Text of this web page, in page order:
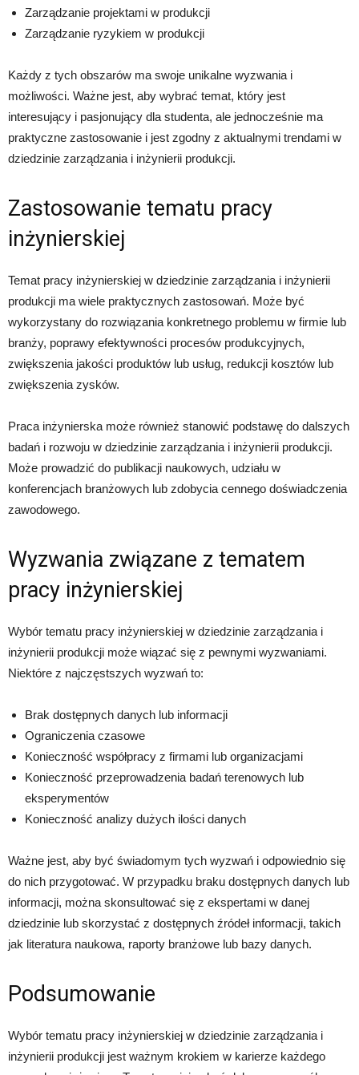
Zarządzanie projektami w produkcji
Zarządzanie ryzykiem w produkcji
Każdy z tych obszarów ma swoje unikalne wyzwania i
możliwości. Ważne jest, aby wybrać temat, który jest
interesujący i pasjonujący dla studenta, ale jednocześnie ma
praktyczne zastosowanie i jest zgodny z aktualnymi trendami w
dziedzinie zarządzania i inżynierii produkcji.
Zastosowanie tematu pracy
inżynierskiej
Temat pracy inżynierskiej w dziedzinie zarządzania i inżynierii
produkcji ma wiele praktycznych zastosowań. Może być
wykorzystany do rozwiązania konkretnego problemu w firmie lub
branży, poprawy efektywności procesów produkcyjnych,
zwiększenia jakości produktów lub usług, redukcji kosztów lub
zwiększenia zysków.
Praca inżynierska może również stanowić podstawę do dalszych
badań i rozwoju w dziedzinie zarządzania i inżynierii produkcji.
Może prowadzić do publikacji naukowych, udziału w
konferencjach branżowych lub zdobycia cennego doświadczenia
zawodowego.
Wyzwania związane z tematem
pracy inżynierskiej
Wybór tematu pracy inżynierskiej w dziedzinie zarządzania i
inżynierii produkcji może wiązać się z pewnymi wyzwaniami.
Niektóre z najczęstszych wyzwań to:
Brak dostępnych danych lub informacji
Ograniczenia czasowe
Konieczność współpracy z firmami lub organizacjami
Konieczność przeprowadzenia badań terenowych lub
eksperymentów
Konieczność analizy dużych ilości danych
Ważne jest, aby być świadomym tych wyzwań i odpowiednio się
do nich przygotować. W przypadku braku dostępnych danych lub
informacji, można skonsultować się z ekspertami w danej
dziedzinie lub skorzystać z dostępnych źródeł informacji, takich
jak literatura naukowa, raporty branżowe lub bazy danych.
Podsumowanie
Wybór tematu pracy inżynierskiej w dziedzinie zarządzania i
inżynierii produkcji jest ważnym krokiem w karierze każdego